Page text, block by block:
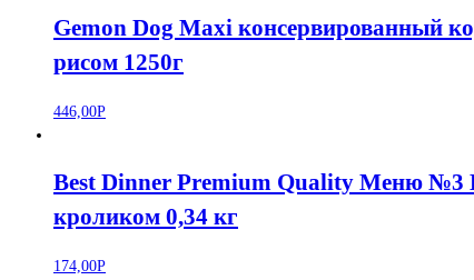
Gemon Dog Maxi консервированный
рисом 1250г
446,00Р
Best Dinner Premium Quality Меню №3
кроликом 0,34 кг
174,00Р